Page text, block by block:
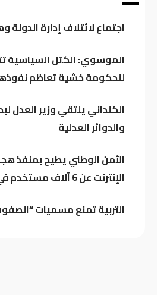
الدخيل يجدد
كان سنداً
مستخدم في نينوى
كيف حمت دماء
اجتماع لائتلاف إدارة الدولة
الموسوي: الكتل السياسية
للحكومة خشية تعاظم
الكلداني يلتقي وزير
والدوائر العدلية
الأمن الوطني يطيح بمنفذ
الإنترنت عن 6 آلاف مستخدم في نينوى
التربية تمنع مسميات